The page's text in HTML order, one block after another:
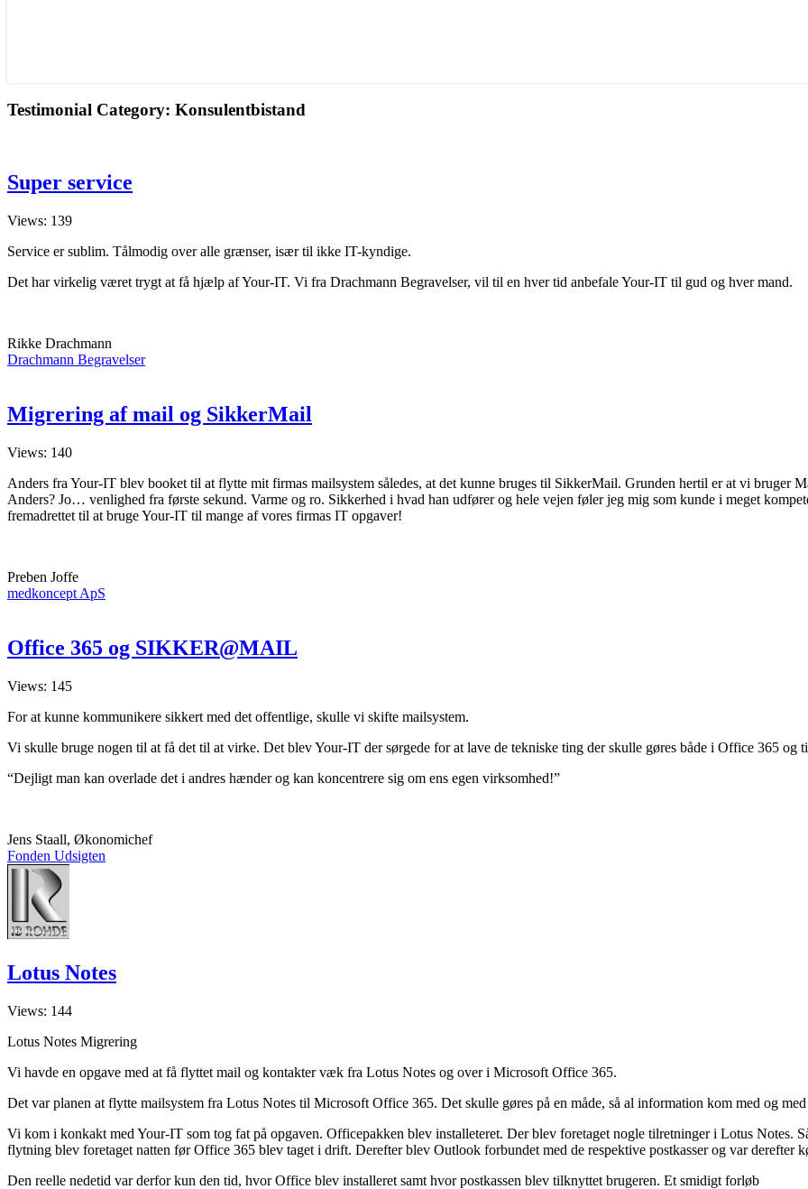
Testimonial Category: Konsulentbistand
Super
service
Super service
Views: 139
Service er sublim. Tålmodig over alle grænser, især til ikke IT-kyndige.
Det har virkelig været trygt at få hjælp af Your-IT. Vi fra Drachmann Begravelser, vil til en hver tid anbefale Your-IT til gud og hver mand.
Rikke Drachmann
Drachmann Begravelser
Migrering
af
og
Migrering af mail og SikkerMail
Views: 140
Anders fra Your-IT blev booket til at flytte mit firmas mailsystem således, at det kunne bruges til SikkerMail. Grunden hertil er at vi
Anders? Jo… venlighed fra første sekund. Varme og ro. Sikkerhed i hvad han udfører og hele vejen føler jeg mig som kunde i meget
fremadrettet til at bruge Your-IT til mange af vores firmas IT opgaver!
Preben Joffe
medkoncept ApS
Office
365
SIKKER@MAIL
Office 365 og SIKKER@MAIL
Views: 145
For at kunne kommunikere sikkert med det offentlige, skulle vi skifte mailsystem.
Vi skulle bruge nogen til at få det til at virke. Det blev Your-IT der sørgede for at lave de tekniske ting der skulle gøres både i Office 365
“Dejligt man kan overlade det i andres hænder og kan koncentrere sig om ens egen virksomhed!”
Jens Staall, Økonomichef
Fonden Udsigten
Lotus
Notes
Lotus Notes
Views: 144
Lotus Notes Migrering
Vi havde en opgave med at få flyttet mail og kontakter væk fra Lotus Notes og over i Microsoft Office 365.
Det var planen at flytte mailsystem fra Lotus Notes til Microsoft Office 365. Det skulle gøres på en måde, så al information kom med og
Vi kom i konkakt med Your-IT som tog fat på opgaven. Officepakken blev installeteret. Der blev foretaget nogle tilretninger i Lotus Notes.
flytning blev foretaget natten før Office 365 blev taget i drift. Derefter blev Outlook forbundet med de respektive postkasser og var derefter
Den reelle nedetid var derfor kun den tid, hvor Office blev installeret samt hvor postkassen blev tilknyttet brugeren. Et smidigt forløb